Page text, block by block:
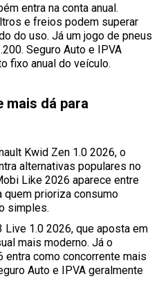
entra na conta anual.
e freios podem superar
do uso. Já um jogo de pneus
Seguro Auto e IPVA
fixo anual do veículo.
mais dá para
Kwid Zen 1.0 2026, o
alternativas populares no
Like 2026 aparece entre
prioriza consumo
simples.
Live 1.0 2026, que aposta em
mais moderno. Já o
entra como concorrente mais
Auto e IPVA geralmente